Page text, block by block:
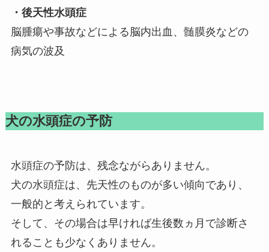
・後天性水頭症
脳腫瘍や事故などによる脳内出血、髄膜炎などの
病気の波及
犬の水頭症の予防
水頭症の予防は、残念ながらありません。
犬の水頭症は、先天性のものが多い傾向であり、
一般的と考えられています。
そして、その場合は早ければ生後数ヵ月で診断さ
れることも少なくありません。